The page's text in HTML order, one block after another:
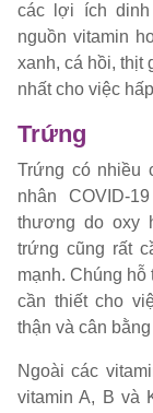
các lợi ích
nguồn vitamin
xanh, cá hồi, thịt
nhất cho việc
Trứng
Trứng có nhiều
nhân COVID-
thương do oxy
trứng cũng rất
mạnh. Chúng
cần thiết cho
thận và cân
Ngoài các
vitamin A, B và